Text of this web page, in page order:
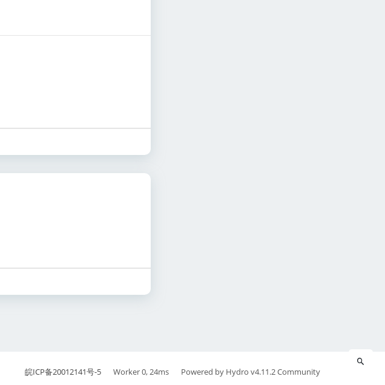
皖ICP备20012141号-5 Worker 0, 24ms Powered by Hydro v4.11.2Community